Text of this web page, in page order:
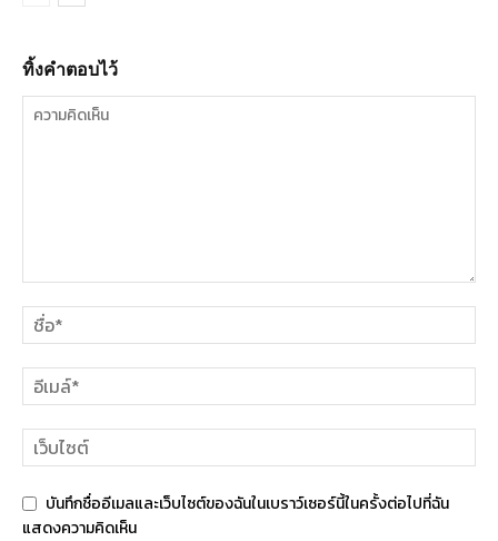
ทิ้งคำตอบไว้
บันทึกชื่ออีเมลและเว็บไซต์ของฉันในเบราว์เซอร์นี้ในครั้งต่อไปที่ฉัน
แสดงความคิดเห็น